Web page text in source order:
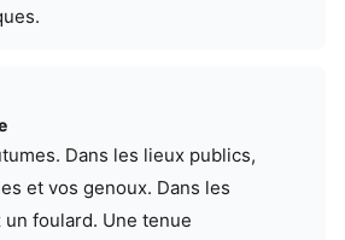
Dans les lieux publics,
et vos genoux. Dans les
foulard. Une tenue